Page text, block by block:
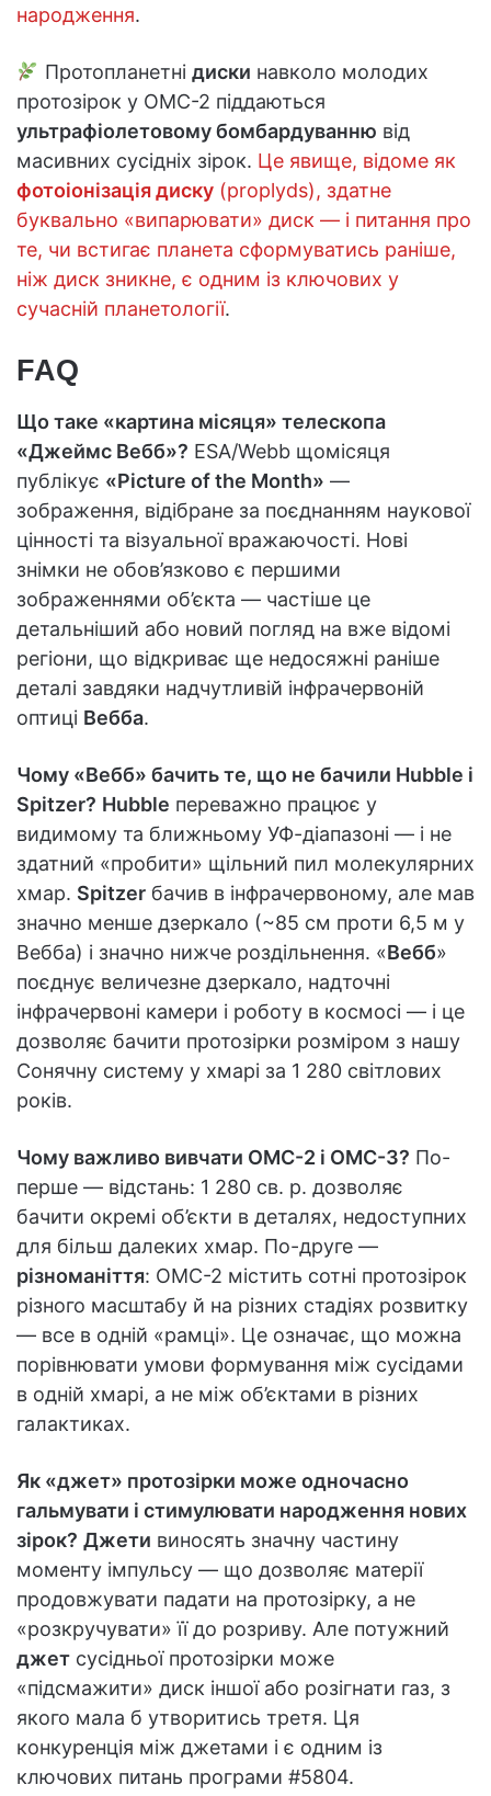
народження.
Протопланетні диски навколо молодих
протозірок у OMC-2 піддаються
ультрафіолетовому бомбардуванню від
масивних сусідніх зірок. Це явище, відоме як
фотоіонізація диску (proplyds), здатне
буквально «випарювати» диск — і питання про
те, чи встигає планета сформуватись раніше,
ніж диск зникне, є одним із ключових у
сучасній планетології.
FAQ
Що таке «картина місяця» телескопа
«Джеймс Вебб»? ESA/Webb щомісяця
публікує «Picture of the Month» —
зображення, відібране за поєднанням наукової
цінності та візуальної вражаючості. Нові
знімки не обов’язково є першими
зображеннями об’єкта — частіше це
детальніший або новий погляд на вже відомі
регіони, що відкриває ще недосяжні раніше
деталі завдяки надчутливій інфрачервоній
оптиці Вебба.
Чому «Вебб» бачить те, що не бачили Hubble і
Spitzer? Hubble переважно працює у
видимому та ближньому УФ-діапазоні — і не
здатний «пробити» щільний пил молекулярних
хмар. Spitzer бачив в інфрачервоному, але мав
значно менше дзеркало (~85 см проти 6,5 м у
Вебба) і значно нижче роздільнення. «Вебб»
поєднує величезне дзеркало, надточні
інфрачервоні камери і роботу в космосі — і це
дозволяє бачити протозірки розміром з нашу
Сонячну систему у хмарі за 1 280 світлових
років.
Чому важливо вивчати OMC-2 і OMC-3? По-
перше — відстань: 1 280 св. р. дозволяє
бачити окремі об’єкти в деталях, недоступних
для більш далеких хмар. По-друге —
різноманіття: OMC-2 містить сотні протозірок
різного масштабу й на різних стадіях розвитку
— все в одній «рамці». Це означає, що можна
порівнювати умови формування між сусідами
в одній хмарі, а не між об’єктами в різних
галактиках.
Як «джет» протозірки може одночасно
гальмувати і стимулювати народження нових
зірок? Джети виносять значну частину
моменту імпульсу — що дозволяє матерії
продовжувати падати на протозірку, а не
«розкручувати» її до розриву. Але потужний
джет сусідньої протозірки може
«підсмажити» диск іншої або розігнати газ, з
якого мала б утворитись третя. Ця
конкуренція між джетами і є одним із
ключових питань програми #5804.